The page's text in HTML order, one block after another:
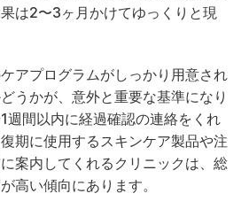
は2〜3ヶ月かけてゆっくりと現
アプログラムがしっかり用意され
うかが、意外と重要な基準になり
週間以内に経過確認の連絡をくれ
期に使用するスキンケア製品や注
案内してくれるクリニックは、総
高い傾向にあります。